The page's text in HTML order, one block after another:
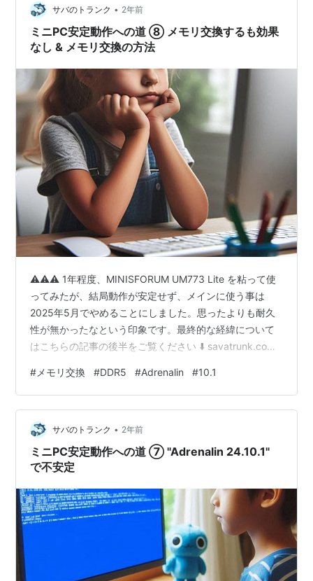
「大手メーカーのメモ…
サバのトランク • 2年前
ミニPC安定動作への道 ⑧ メモリ交換するも効果
なし & メモリ交換の方法
⚠️⚠️⚠️ 1年程度、MINISFORUM UM773 Lite を粘って使
ってみたが、結局動作が安定せず、メインに使う事は
2025年5月でやめることにしました。思ったよりも耐久
性が無かったなという印象です。最終的な経緯について
はこちらの記事の後半をご覧ください ⬇️ savatrunk.com
MINISFORUM UM773 Lite というミニPCを2024年1月か
ら使っています。（メモリ:32GB、M.2 SSD:1TB、SATA
SSD:1TB、Windows11Home） 2024年10月27日
に、"AMD Softw…
# メモリ交換 #DDR5 #Adrenalin #10.1
サバのトランク • 2年前
ミニPC安定動作への道 ⑦ "Adrenalin 24.10.1"
で不安定